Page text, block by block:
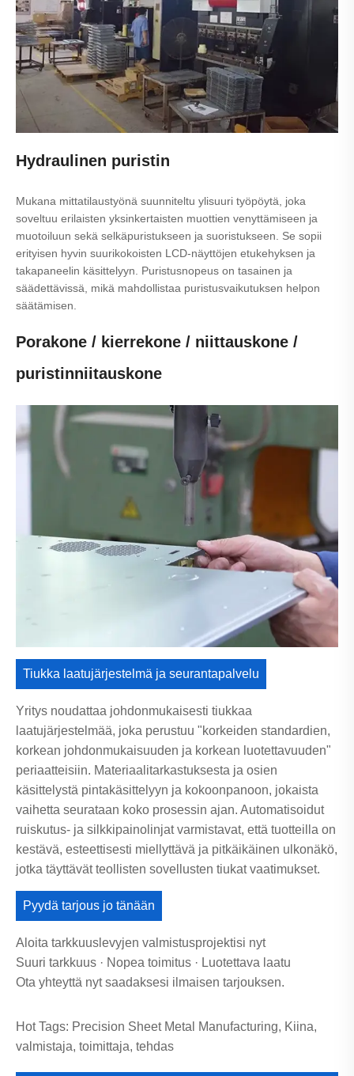
Hydraulinen puristin
Mukana mittatilaustyönä suunniteltu ylisuuri työpöytä, joka
soveltuu erilaisten yksinkertaisten muottien venyttämiseen ja
muotoiluun sekä selkäpuristukseen ja suoristukseen. Se sopii
erityisen hyvin suurikokoisten LCD-näyttöjen etukehyksen ja
takapaneelin käsittelyyn. Puristusnopeus on tasainen ja
säädettävissä, mikä mahdollistaa puristusvaikutuksen helpon
säätämisen.
Porakone / kierrekone / niittauskone /
puristinniitauskone
Tiukka laatujärjestelmä ja seurantapalvelu
Yritys noudattaa johdonmukaisesti tiukkaa
laatujärjestelmää, joka perustuu "korkeiden standardien,
korkean johdonmukaisuuden ja korkean luotettavuuden"
periaatteisiin. Materiaalitarkastuksesta ja osien
käsittelystä pintakäsittelyyn ja kokoonpanoon, jokaista
vaihetta seurataan koko prosessin ajan. Automatisoidut
ruiskutus- ja silkkipainolinjat varmistavat, että tuotteilla on
kestävä, esteettisesti miellyttävä ja pitkäikäinen ulkonäkö,
jotka täyttävät teollisten sovellusten tiukat vaatimukset.
Pyydä tarjous jo tänään
Aloita tarkkuuslevyjen valmistusprojektisi nyt
Suuri tarkkuus · Nopea toimitus · Luotettava laatu
Ota yhteyttä nyt saadaksesi ilmaisen tarjouksen.
Hot Tags: Precision Sheet Metal Manufacturing, Kiina,
valmistaja, toimittaja, tehdas